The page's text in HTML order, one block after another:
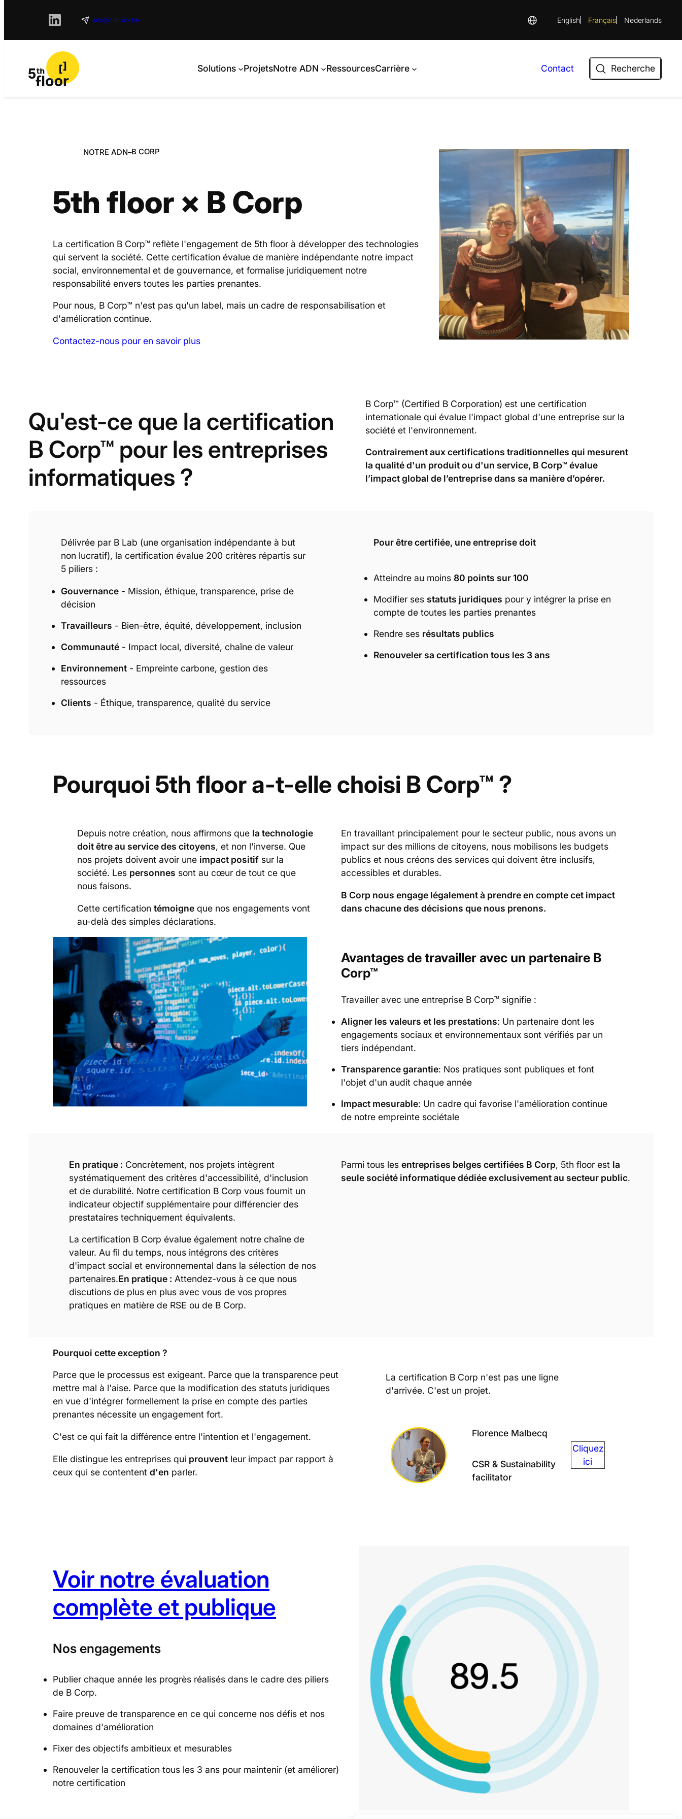
info@5thfloor.be English Français Nederlands
Solutions ProjetsNotre ADN RessourcesCarrière Contact
Recherche
Recherche
NOTRE ADN–B CORP
5th floor × B Corp
La certification B Corp™ reflète l'engagement de 5th floor à développer des technologies
qui servent la société. Cette certification évalue de manière indépendante notre impact
social, environnemental et de gouvernance, et formalise juridiquement notre
responsabilité envers toutes les parties prenantes.
Pour nous, B Corp™ n'est pas qu'un label, mais un cadre de responsabilisation et
d'amélioration continue.
Contactez-nous pour en savoir plus
Qu'est-ce que la certification
B Corp™ pour les entreprises
informatiques ?
B Corp™ (Certified B Corporation) est une certification
internationale qui évalue l'impact global d'une entreprise sur la
société et l'environnement.
Contrairement aux certifications traditionnelles qui mesurent
la qualité d'un produit ou d'un service, B Corp™ évalue
l’impact global de l’entreprise dans sa manière d’opérer.
Délivrée par B Lab (une organisation indépendante à but
non lucratif), la certification évalue 200 critères répartis sur
5 piliers :
Gouvernance - Mission, éthique, transparence, prise de
décision
Travailleurs - Bien-être, équité, développement, inclusion
Communauté - Impact local, diversité, chaîne de valeur
Environnement - Empreinte carbone, gestion des
ressources
Clients - Éthique, transparence, qualité du service
Pour être certifiée, une entreprise doit
Atteindre au moins 80 points sur 100
Modifier ses statuts juridiques pour y intégrer la prise en
compte de toutes les parties prenantes
Rendre ses résultats publics
Renouveler sa certification tous les 3 ans
Pourquoi 5th floor a-t-elle choisi B Corp™ ?
Depuis notre création, nous affirmons que la technologie
doit être au service des citoyens, et non l'inverse. Que
nos projets doivent avoir une impact positif sur la
société. Les personnes sont au cœur de tout ce que
nous faisons.
Cette certification témoigne que nos engagements vont
au-delà des simples déclarations.
En travaillant principalement pour le secteur public, nous avons un
impact sur des millions de citoyens, nous mobilisons les budgets
publics et nous créons des services qui doivent être inclusifs,
accessibles et durables.
B Corp nous engage légalement à prendre en compte cet impact
dans chacune des décisions que nous prenons.
Avantages de travailler avec un partenaire B
Corp™
Travailler avec une entreprise B Corp™ signifie :
Aligner les valeurs et les prestations: Un partenaire dont les
engagements sociaux et environnementaux sont vérifiés par un
tiers indépendant.
Transparence garantie: Nos pratiques sont publiques et font
l'objet d'un audit chaque année
Impact mesurable: Un cadre qui favorise l'amélioration continue
de notre empreinte sociétale
En pratique : Concrètement, nos projets intègrent
systématiquement des critères d'accessibilité, d'inclusion
et de durabilité. Notre certification B Corp vous fournit un
indicateur objectif supplémentaire pour différencier des
prestataires techniquement équivalents.
La certification B Corp évalue également notre chaîne de
valeur. Au fil du temps, nous intégrons des critères
d'impact social et environnemental dans la sélection de nos
partenaires.En pratique : Attendez-vous à ce que nous
discutions de plus en plus avec vous de vos propres
pratiques en matière de RSE ou de B Corp.
Parmi tous les entreprises belges certifiées B Corp, 5th floor est la
seule société informatique dédiée exclusivement au secteur public.
Pourquoi cette exception ?
Parce que le processus est exigeant. Parce que la transparence peut
mettre mal à l'aise. Parce que la modification des statuts juridiques
en vue d'intégrer formellement la prise en compte des parties
prenantes nécessite un engagement fort.
C'est ce qui fait la différence entre l'intention et l'engagement.
Elle distingue les entreprises qui prouvent leur impact par rapport à
ceux qui se contentent d'en parler.
La certification B Corp n'est pas une ligne
d'arrivée. C'est un projet.
Florence Malbecq
CSR & Sustainability
facilitator
Cliquez
ici
Voir notre évaluation
complète et publique
Nos engagements
Publier chaque année les progrès réalisés dans le cadre des piliers
de B Corp.
Faire preuve de transparence en ce qui concerne nos défis et nos
domaines d'amélioration
Fixer des objectifs ambitieux et mesurables
Renouveler la certification tous les 3 ans pour maintenir (et améliorer)
notre certification